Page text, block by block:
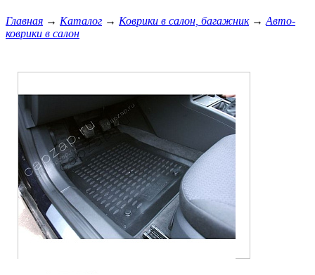
Главная → Каталог → Коврики в салон, багажник → Авто-
коврики в салон